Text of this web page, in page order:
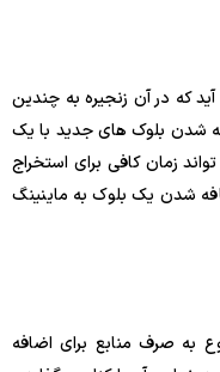
که در آن زنجیره به چندین
شدن بلوک های جدید با یک
زمان کافی برای استخراج
شدن یک بلوک به ماینینگ
به صرف منابع برای اضافه